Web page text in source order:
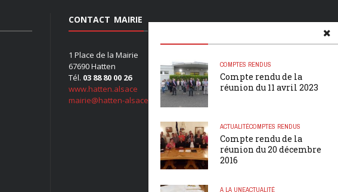
COMPTES RENDUS
Compte rendu de la
réunion du 11 avril 2023
ACTUALITÉCOMPTES RENDUS
Compte rendu de la
réunion du 20 décembre
2016
A LA UNEACTUALITÉ
CONTACT MAIRIE
1 Place de la Mairie
67690 Hatten
Tél. 03 88 80 00 26
www.hatten.alsace
mairie@hatten-alsace.com